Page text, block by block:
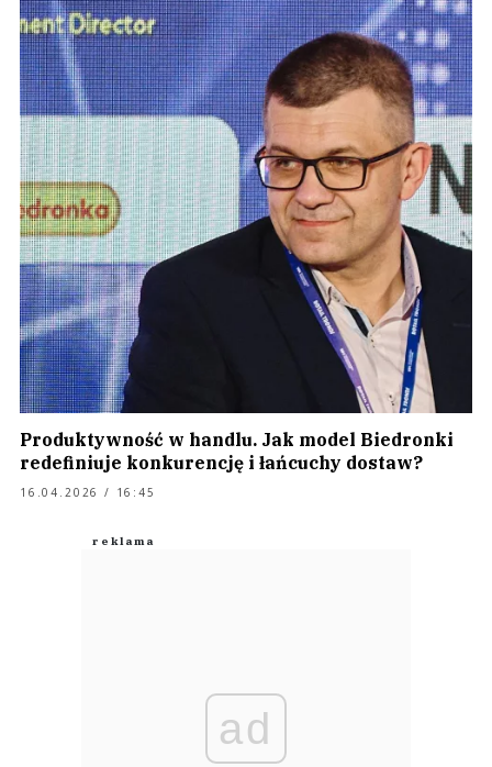
Produktywność w handlu. Jak model Biedronki
redefiniuje konkurencję i łańcuchy dostaw?
16.04.2026 / 16:45
ad